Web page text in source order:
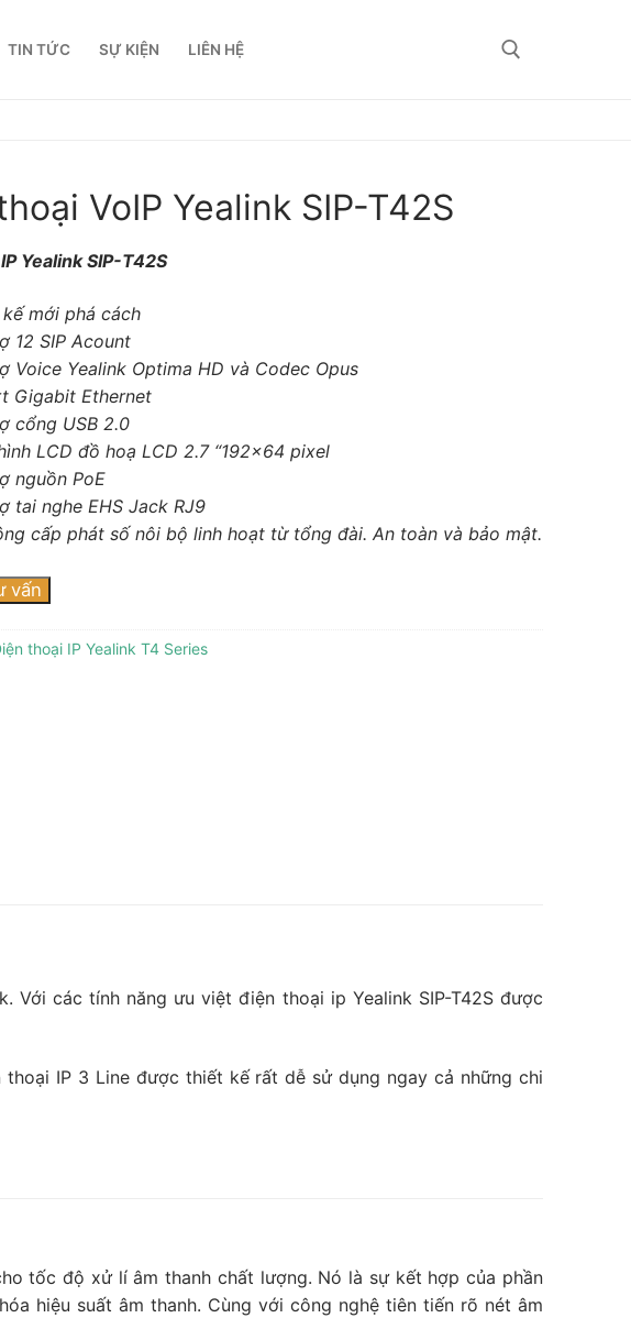
TIN TỨC SỰ KIỆN LIÊN HỆ
VoIP Yealink SIP-T42S
Yealink SIP-T42S
mới phá cách
12 SIP Acount
Voice Yealink Optima HD và Codec Opus
Gigabit Ethernet
cổng USB 2.0
LCD đồ hoạ LCD 2.7 “192×64 pixel
nguồn PoE
tai nghe EHS Jack RJ9
cấp phát số nôi bộ linh hoạt từ tổng đài. An toàn và bảo mật.
vấn
thoại IP Yealink T4 Series
các tính năng ưu việt điện thoại ip Yealink SIP-T42S được
IP 3 Line được thiết kế rất dễ sử dụng ngay cả những chi
tốc độ xử lí âm thanh chất lượng. Nó là sự kết hợp của phần
hiệu suất âm thanh. Cùng với công nghệ tiên tiến rõ nét âm